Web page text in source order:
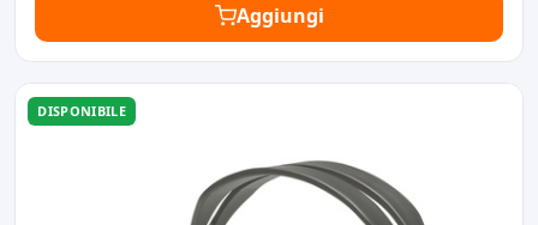
Aggiungi
DISPONIBILE